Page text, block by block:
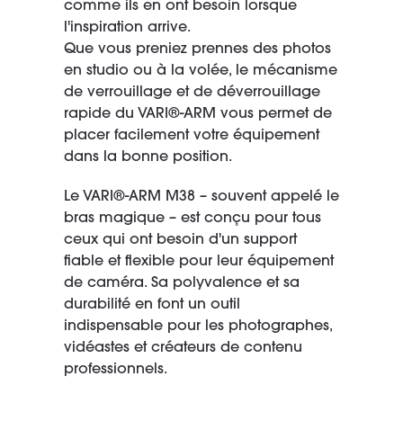
comme ils en ont besoin lorsque
l'inspiration arrive.
Que vous preniez prennes des photos
en studio ou à la volée, le mécanisme
de verrouillage et de déverrouillage
rapide du VARI®-ARM vous permet de
placer facilement votre équipement
dans la bonne position.
Le VARI®-ARM M38 – souvent appelé le
bras magique – est conçu pour tous
ceux qui ont besoin d'un support
fiable et flexible pour leur équipement
de caméra. Sa polyvalence et sa
durabilité en font un outil
indispensable pour les photographes,
vidéastes et créateurs de contenu
professionnels.